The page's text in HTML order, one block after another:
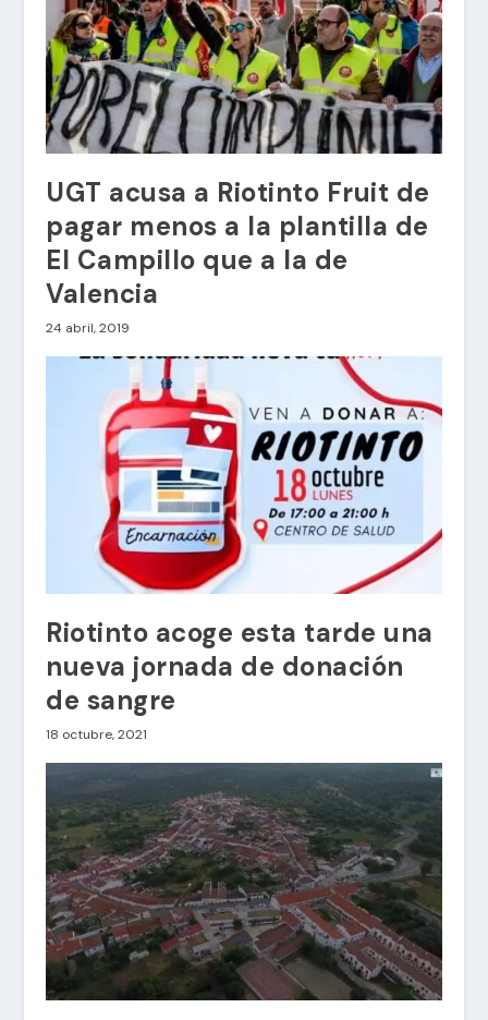
UGT acusa a Riotinto Fruit de
pagar menos a la plantilla de
El Campillo que a la de
Valencia
24 abril, 2019
Riotinto acoge esta tarde una
nueva jornada de donación
de sangre
18 octubre, 2021